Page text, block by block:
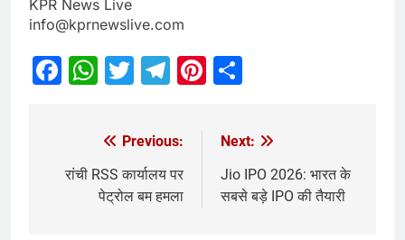
KPR News Live
info@kprnewslive.com
Facebook
WhatsApp
Twitter
Telegram
Pinterest
Previous:
रांची RSS कार्यालय पर
पेट्रोल बम हमला
Next:
Jio IPO 2026: भारत के
सबसे बड़े IPO की तैयारी